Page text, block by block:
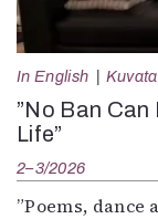
In English
”No Ban
Life”
2–3/2026
”Poems, dance